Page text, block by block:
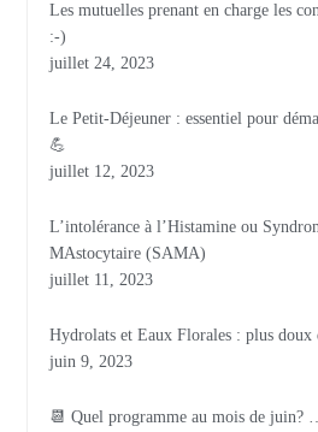
Les mutuelles prenant en charge les
:-)
juillet 24, 2023
Le Petit-Déjeuner : essentiel pour
💪
juillet 12, 2023
L’intolérance à l’Histamine ou
MAstocytaire (SAMA)
juillet 11, 2023
Hydrolats et Eaux Florales : plus doux
juin 9, 2023
📆 Quel programme au mois de juin?